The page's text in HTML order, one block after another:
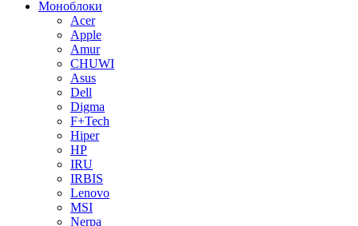
Моноблоки
Acer
Apple
Amur
CHUWI
Asus
Dell
Digma
F+Tech
Hiper
HP
IRU
IRBIS
Lenovo
MSI
Nerpa